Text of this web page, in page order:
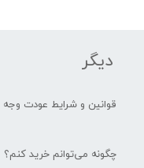
دیگر
قوانین و شرایط عودت وجه
چگونه می‌توانم خرید کنم؟